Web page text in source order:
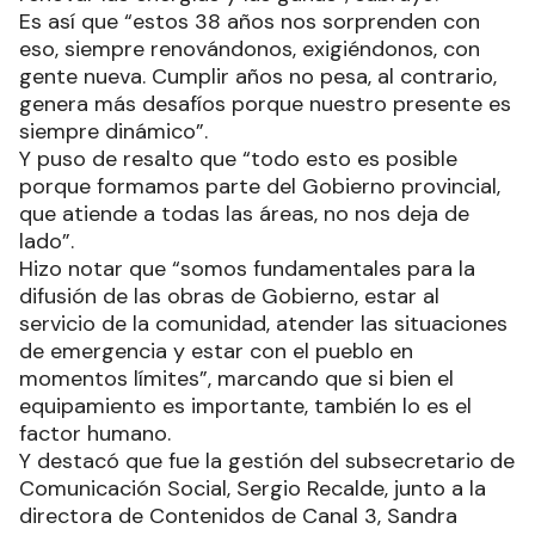
Es así que “estos 38 años nos sorprenden con
eso, siempre renovándonos, exigiéndonos, con
gente nueva. Cumplir años no pesa, al contrario,
genera más desafíos porque nuestro presente es
siempre dinámico”.
Y puso de resalto que “todo esto es posible
porque formamos parte del Gobierno provincial,
que atiende a todas las áreas, no nos deja de
lado”.
Hizo notar que “somos fundamentales para la
difusión de las obras de Gobierno, estar al
servicio de la comunidad, atender las situaciones
de emergencia y estar con el pueblo en
momentos límites”, marcando que si bien el
equipamiento es importante, también lo es el
factor humano.
Y destacó que fue la gestión del subsecretario de
Comunicación Social, Sergio Recalde, junto a la
directora de Contenidos de Canal 3, Sandra